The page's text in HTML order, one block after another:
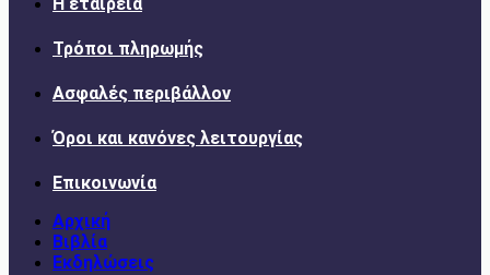
Τρόποι πληρωμής
Ασφαλές περιβάλλον
Όροι και κανόνες λειτουργίας
Επικοινωνία
Αρχική
Βιβλία
Εκδηλώσεις